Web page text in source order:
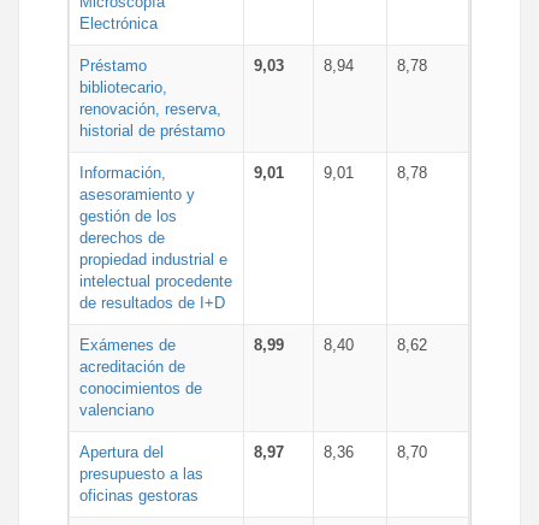
Electrónica
Préstamo
bibliotecario,
renovación, reserva,
historial de préstamo
9,03 8,94 8,78
Información,
asesoramiento y
gestión de los
derechos de
propiedad industrial e
intelectual procedente
de resultados de I+D
9,01 9,01 8,78
Exámenes de
acreditación de
conocimientos de
valenciano
8,99 8,40 8,62
Apertura del
presupuesto a las
oficinas gestoras
8,97 8,36 8,70